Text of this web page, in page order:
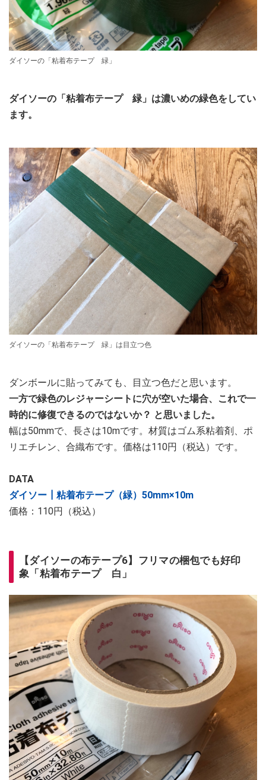
ダイソーの「粘着布テープ 緑」
ダイソーの「粘着布テープ 緑」は濃いめの緑色をしてい
ます。
ダイソーの「粘着布テープ 緑」は目立つ色
ダンボールに貼ってみても、目立つ色だと思います。
一方で緑色のレジャーシートに穴が空いた場合、これで一
時的に修復できるのではないか？ と思いました。
幅は50mmで、長さは10mです。材質はゴム系粘着剤、ポ
リエチレン、合織布です。価格は110円（税込）です。
DATA
ダイソー┃粘着布テープ（緑）50mm×10m
価格：110円（税込）
【ダイソーの布テープ6】フリマの梱包でも好印
象「粘着布テープ 白」